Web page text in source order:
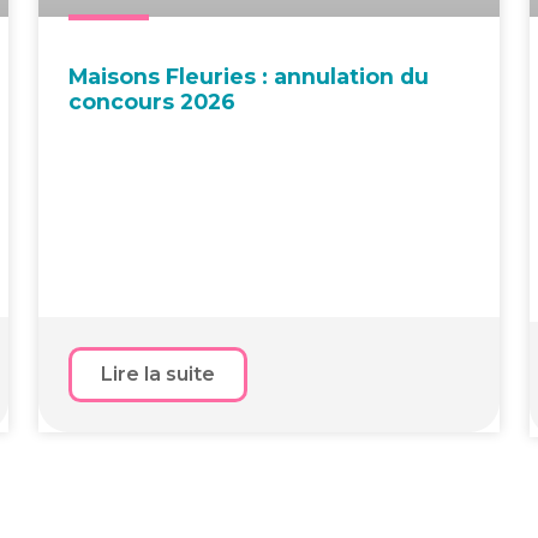
Mai­sons Fleu­ries : annu­la­tion du
concours 2026
Lire la suite